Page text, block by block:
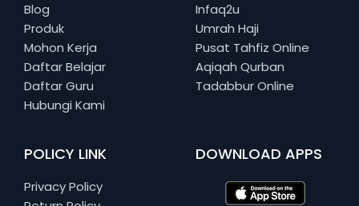
Blog
Produk
Mohon Kerja
Daftar Belajar
Daftar Guru
Hubungi Kami
Infaq2u
Umrah Haji
Pusat Tahfiz Online
Aqiqah Qurban
Tadabbur Online
POLICY LINK
Privacy Policy
DOWNLOAD APPS